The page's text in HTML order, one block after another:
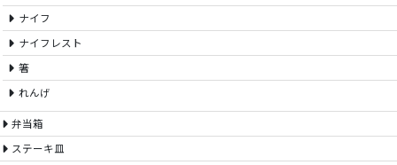
ナイフ
ナイフレスト
箸
れんげ
弁当箱
ステーキ皿